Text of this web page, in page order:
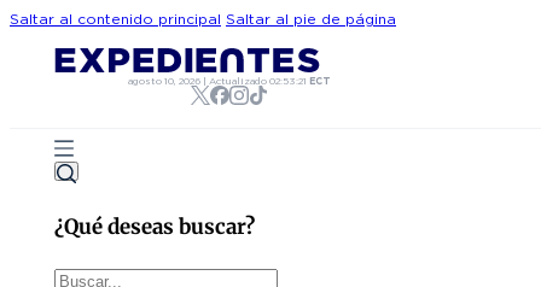
Saltar al contenido principal Saltar al pie de página
agosto 10, 2026 |Actualizado02:53:21 ECT
¿Qué deseas buscar?
Buscar